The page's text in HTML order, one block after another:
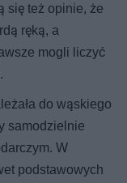
się też opinie, że
ręką, a
mogli liczyć
do wąskiego
samodzielnie
W
podstawowych